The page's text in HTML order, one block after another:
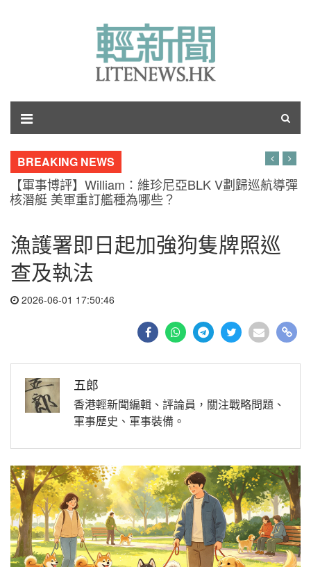
BREAKING NEWS
【軍事博評】William：維珍尼亞BLK V劃歸巡航導彈
核潛艇 美軍重訂艦種為哪些？
漁護署即日起加強狗隻牌照巡
查及執法
2026-06-01 17:50:46
五郎
香港輕新聞編輯、評論員，關注戰略問題、
軍事歷史、軍事裝備。